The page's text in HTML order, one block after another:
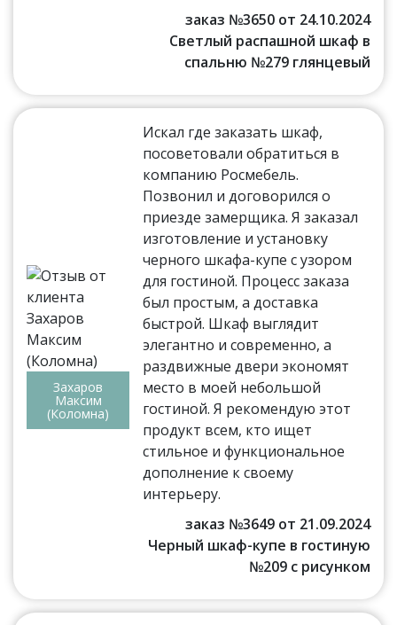
заказ №3650 от 24.10.2024
Светлый распашной шкаф в
спальню №279 глянцевый
Захаров
Максим
(Коломна)
Искал где заказать шкаф,
посоветовали обратиться в
компанию Росмебель.
Позвонил и договорился о
приезде замерщика. Я заказал
изготовление и установку
черного шкафа-купе с узором
для гостиной. Процесс заказа
был простым, а доставка
быстрой. Шкаф выглядит
элегантно и современно, а
раздвижные двери экономят
место в моей небольшой
гостиной. Я рекомендую этот
продукт всем, кто ищет
стильное и функциональное
дополнение к своему
интерьеру.
заказ №3649 от 21.09.2024
Черный шкаф-купе в гостиную
№209 с рисунком